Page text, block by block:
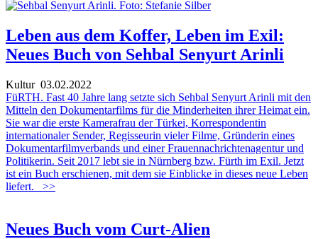
Leben aus dem Koffer, Leben im Exil:
Neues Buch von Sehbal Senyurt Arinli
Kultur03.02.2022
FüRTH. Fast 40 Jahre lang setzte sich Sehbal Senyurt Arinli mit den
Mitteln den Dokumentarfilms für die Minderheiten ihrer Heimat ein.
Sie war die erste Kamerafrau der Türkei, Korrespondentin
internationaler Sender, Regisseurin vieler Filme, Gründerin eines
Dokumentarfilmverbands und einer Frauennachrichtenagentur und
Politikerin. Seit 2017 lebt sie in Nürnberg bzw. Fürth im Exil. Jetzt
ist ein Buch erschienen, mit dem sie Einblicke in dieses neue Leben
liefert.
>>
Neues Buch vom Curt-Alien